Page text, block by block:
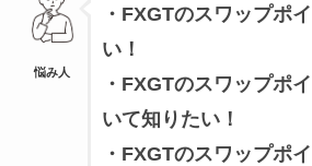
悩み人
・FXGTのスワップポ
い！
・FXGTのスワップポ
いて知りたい！
・FXGTのスワップポ